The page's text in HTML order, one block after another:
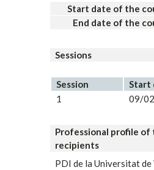
Start date of the
End date of the
Sessions
Session Start
1
09/
Professional profile of
recipients
PDI de la Universitat de